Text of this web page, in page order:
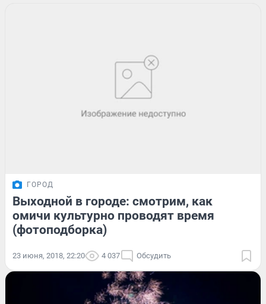
ГОРОД
Выходной в городе: смотрим, как
омичи культурно проводят время
(фотоподборка)
23 июня, 2018, 22:20 4 037 Обсудить